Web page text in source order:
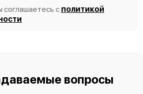
соглашаетесь с политикой
вопросы